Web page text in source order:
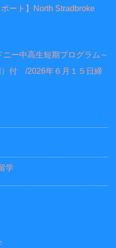
ポート】North Stradbroke
ー中高生短期プログラム～
）付 /2026年６月１５日締
学